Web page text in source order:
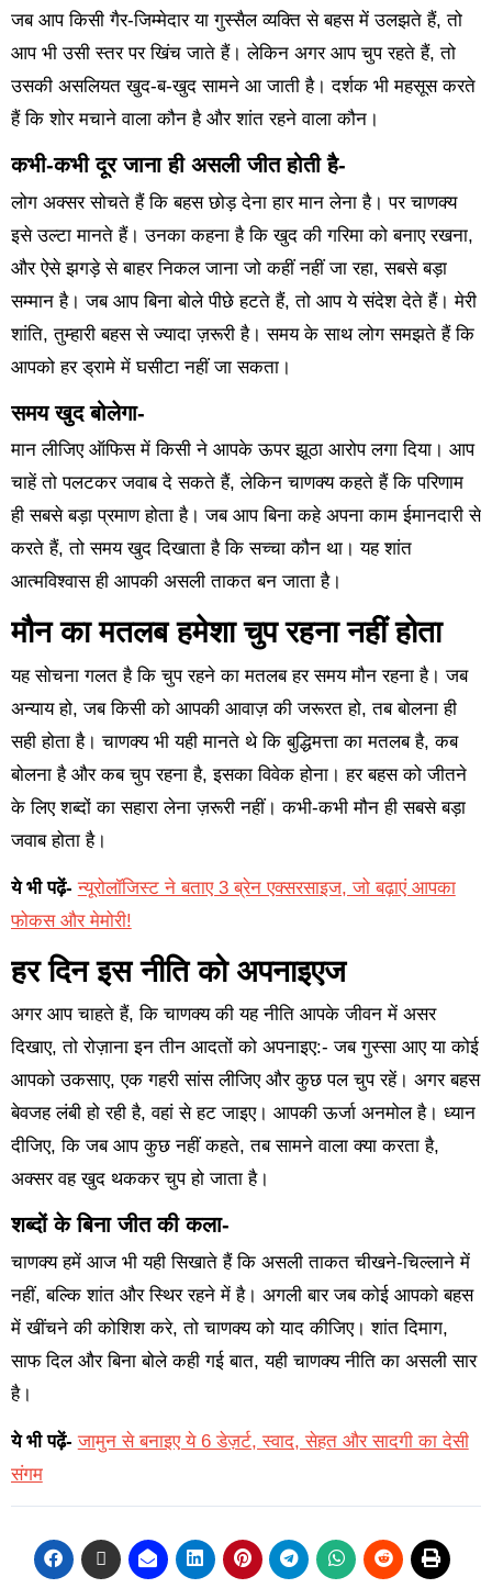
जब आप किसी गैर-जिम्मेदार या गुस्सैल व्यक्ति से बहस में उलझते हैं, तो
आप भी उसी स्तर पर खिंच जाते हैं। लेकिन अगर आप चुप रहते हैं, तो
उसकी असलियत खुद-ब-खुद सामने आ जाती है। दर्शक भी महसूस करते
हैं कि शोर मचाने वाला कौन है और शांत रहने वाला कौन।
कभी-कभी दूर जाना ही असली जीत होती है-
लोग अक्सर सोचते हैं कि बहस छोड़ देना हार मान लेना है। पर चाणक्य
इसे उल्टा मानते हैं। उनका कहना है कि खुद की गरिमा को बनाए रखना,
और ऐसे झगड़े से बाहर निकल जाना जो कहीं नहीं जा रहा, सबसे बड़ा
सम्मान है। जब आप बिना बोले पीछे हटते हैं, तो आप ये संदेश देते हैं। मेरी
शांति, तुम्हारी बहस से ज्यादा ज़रूरी है। समय के साथ लोग समझते हैं कि
आपको हर ड्रामे में घसीटा नहीं जा सकता।
समय खुद बोलेगा-
मान लीजिए ऑफिस में किसी ने आपके ऊपर झूठा आरोप लगा दिया। आप
चाहें तो पलटकर जवाब दे सकते हैं, लेकिन चाणक्य कहते हैं कि परिणाम
ही सबसे बड़ा प्रमाण होता है। जब आप बिना कहे अपना काम ईमानदारी से
करते हैं, तो समय खुद दिखाता है कि सच्चा कौन था। यह शांत
आत्मविश्वास ही आपकी असली ताकत बन जाता है।
मौन का मतलब हमेशा चुप रहना नहीं होता
यह सोचना गलत है कि चुप रहने का मतलब हर समय मौन रहना है। जब
अन्याय हो, जब किसी को आपकी आवाज़ की जरूरत हो, तब बोलना ही
सही होता है। चाणक्य भी यही मानते थे कि बुद्धिमत्ता का मतलब है, कब
बोलना है और कब चुप रहना है, इसका विवेक होना। हर बहस को जीतने
के लिए शब्दों का सहारा लेना ज़रूरी नहीं। कभी-कभी मौन ही सबसे बड़ा
जवाब होता है।
ये भी पढ़ें- न्यूरोलॉजिस्ट ने बताए 3 ब्रेन एक्सरसाइज, जो बढ़ाएं आपका
फोकस और मेमोरी!
हर दिन इस नीति को अपनाइएज
अगर आप चाहते हैं, कि चाणक्य की यह नीति आपके जीवन में असर
दिखाए, तो रोज़ाना इन तीन आदतों को अपनाइए:- जब गुस्सा आए या कोई
आपको उकसाए, एक गहरी सांस लीजिए और कुछ पल चुप रहें। अगर बहस
बेवजह लंबी हो रही है, वहां से हट जाइए। आपकी ऊर्जा अनमोल है। ध्यान
दीजिए, कि जब आप कुछ नहीं कहते, तब सामने वाला क्या करता है,
अक्सर वह खुद थककर चुप हो जाता है।
शब्दों के बिना जीत की कला-
चाणक्य हमें आज भी यही सिखाते हैं कि असली ताकत चीखने-चिल्लाने में
नहीं, बल्कि शांत और स्थिर रहने में है। अगली बार जब कोई आपको बहस
में खींचने की कोशिश करे, तो चाणक्य को याद कीजिए। शांत दिमाग,
साफ दिल और बिना बोले कही गई बात, यही चाणक्य नीति का असली सार
है।
ये भी पढ़ें- जामुन से बनाइए ये 6 डेज़र्ट, स्वाद, सेहत और सादगी का देसी
संगम